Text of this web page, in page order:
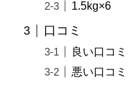
1.5kg×6
口コミ
良い口コミ
悪い口コミ